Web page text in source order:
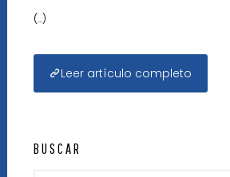
(...)
Leer artículo completo
BUSCAR